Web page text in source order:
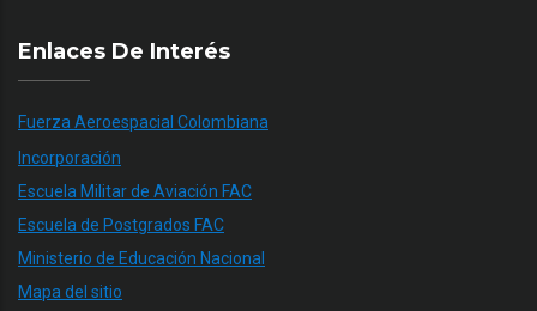
Enlaces De Interés
Fuerza Aeroespacial Colombiana
Incorporación
Escuela Militar de Aviación FAC
Escuela de Postgrados FAC
Ministerio de Educación Nacional
Mapa del sitio